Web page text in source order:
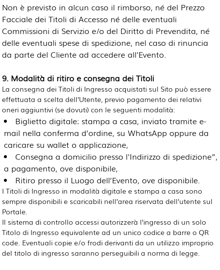
Non è previsto in alcun caso il rimborso, né del Prezzo
Facciale dei Titoli di Accesso né delle eventuali
Commissioni di Servizio e/o del Diritto di Prevendita, né
delle eventuali spese di spedizione, nel caso di rinuncia
da parte del Cliente ad accedere all'Evento.
9. Modalità di ritiro e consegna dei Titoli
La consegna dei Titoli di Ingresso acquistati sul Sito può essere
effettuata a scelta dell’Utente, previo pagamento dei relativi
oneri aggiuntivi (se dovuti) con le seguenti modalità:
Biglietto digitale: stampa a casa, inviato tramite e-
mail nella conferma d’ordine, su WhatsApp oppure da
caricare su wallet o applicazione,
Consegna a domicilio presso l'Indirizzo di spedizione”,
a pagamento, ove disponibile,
Ritiro presso il Luogo dell’Evento, ove disponibile.
I Titoli di Ingresso in modalità digitale e stampa a casa sono
sempre disponibili e scaricabili nell’area riservata dell’utente sul
Portale.
Il sistema di controllo accessi autorizzerà l’ingresso di un solo
Titolo di Ingresso equivalente ad un unico codice a barre o QR
code. Eventuali copie e/o frodi derivanti da un utilizzo improprio
del titolo di ingresso saranno perseguibili a norma di legge.